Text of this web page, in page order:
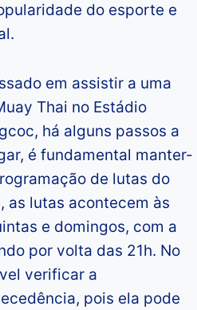
do esporte e
em assistir a uma
Thai no Estádio
há alguns passos a
é fundamental manter-
de lutas do
as lutas acontecem às
e domingos, com a
por volta das 21h. No
verificar a
pois ela pode